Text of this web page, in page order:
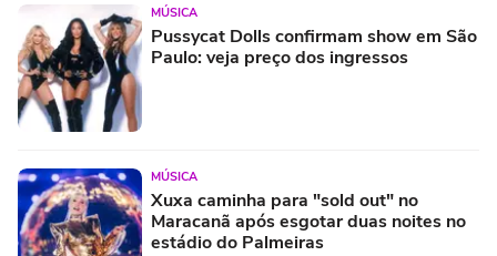
MÚSICA
Pussycat Dolls confirmam show em São
Paulo: veja preço dos ingressos
MÚSICA
Xuxa caminha para "sold out" no
Maracanã após esgotar duas noites no
estádio do Palmeiras